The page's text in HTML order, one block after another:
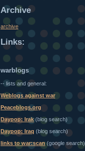
Archive
archive
Links:
warblogs
-- lists and general:
Weblogs against war
Peaceblogs.org
Daypop: Irak (blog search)
Daypop: Iraq (blog search)
links to war:scan (google search)